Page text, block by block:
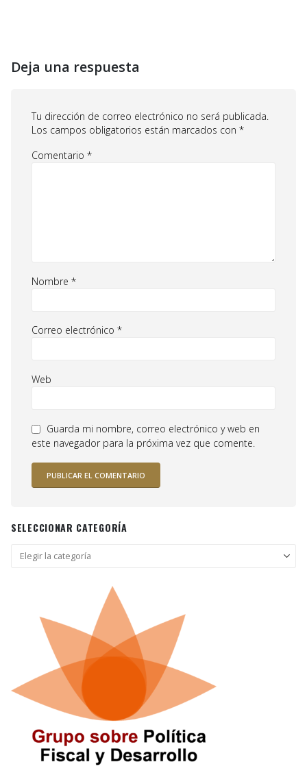
Deja una respuesta
Tu dirección de correo electrónico no será publicada.
Los campos obligatorios están marcados con *
Comentario *
Nombre *
Correo electrónico *
Web
Guarda mi nombre, correo electrónico y web en
este navegador para la próxima vez que comente.
SELECCIONAR CATEGORÍA
Seleccionar
categoría